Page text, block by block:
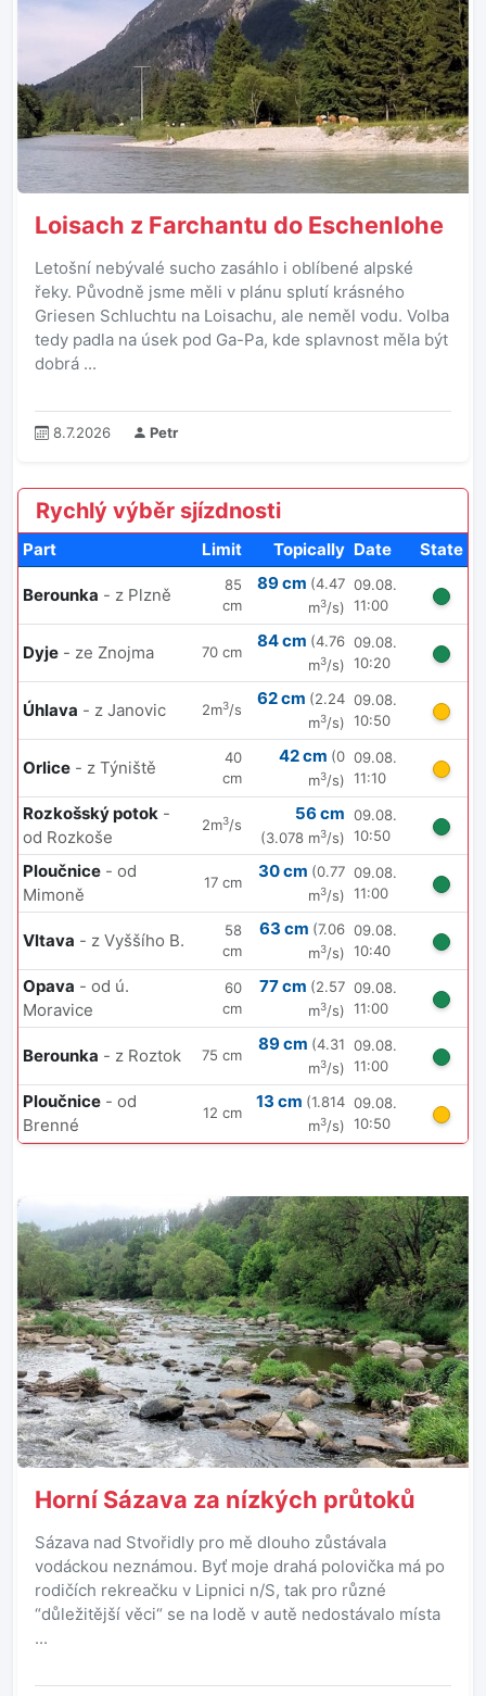
Loisach z Farchantu do Eschenlohe
Letošní nebývalé sucho zasáhlo i oblíbené alpské
řeky. Původně jsme měli v plánu splutí krásného
Griesen Schluchtu na Loisachu, ale neměl vodu. Volba
tedy padla na úsek pod Ga-Pa, kde splavnost měla být
dobrá ...
8.7.2026 Petr
Rychlý výběr sjízdnosti
Part Limit Topically Date State
Berounka - z Plzně
85
cm
89 cm (4.47
m3/s)
09.08.
11:00
Dyje - ze Znojma 70 cm
84 cm (4.76
m3/s)
09.08.
10:20
Úhlava - z Janovic 2m3/s
62 cm (2.24
m3/s)
09.08.
10:50
Orlice - z Týniště
40
cm
42 cm (0
m3/s)
09.08.
11:10
Rozkošský potok -
od Rozkoše
2m3/s
56 cm
(3.078 m3/s)
09.08.
10:50
Ploučnice - od
Mimoně
17 cm
30 cm (0.77
m3/s)
09.08.
11:00
Vltava - z Vyššího B.
58
cm
63 cm (7.06
m3/s)
09.08.
10:40
Opava - od ú.
Moravice
60
cm
77 cm (2.57
m3/s)
09.08.
11:00
Berounka - z Roztok 75 cm
89 cm (4.31
m3/s)
09.08.
11:00
Ploučnice - od
Brenné
12 cm
13 cm (1.814
m3/s)
09.08.
10:50
Horní Sázava za nízkých průtoků
Sázava nad Stvořidly pro mě dlouho zůstávala
vodáckou neznámou. Byť moje drahá polovička má po
rodičích rekreačku v Lipnici n/S, tak pro různé
“důležitější věci“ se na lodě v autě nedostávalo místa
...